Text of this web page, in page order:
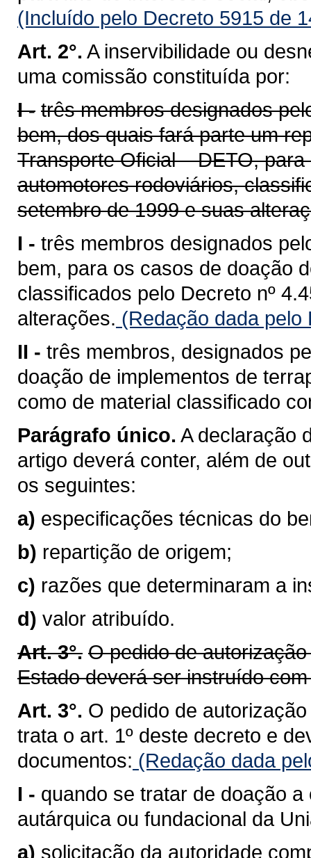
(Incluído pelo Decreto 5915 de
Art. 2°. A inservibilidade ou
uma comissão constituída por:
I - três membros designados
bem, dos quais fará parte um
Transporte Oficial – DETO,
automotores rodoviários,
setembro de 1999 e suas
I - três membros designados
bem, para os casos de doação
classificados pelo Decreto nº
alterações. (Redação dada pelo
II - três membros, designados
doação de implementos de
como de material classificado
Parágrafo único. A declaração
artigo deverá conter, além de
os seguintes:
a) especificações técnicas do
b) repartição de origem;
c) razões que determinaram a
d) valor atribuído.
Art. 3°. O pedido de
Estado deverá ser instruído
Art. 3°. O pedido de
trata o art. 1º deste decreto e
documentos: (Redação dada
I - quando se tratar de doação
autárquica ou fundacional da
a) solicitação da autoridade